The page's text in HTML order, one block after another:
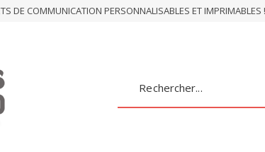
DE COMMUNICATION PERSONNALISABLES ET IMPRIMABLES !